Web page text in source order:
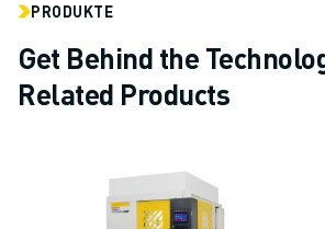
PRODUKTE
Get Behind the
Related Products